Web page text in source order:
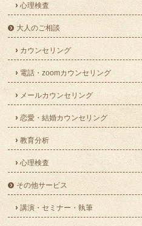
心理検査
大人のご相談
カウンセリング
電話・zoomカウンセリング
メールカウンセリング
恋愛・結婚カウンセリング
教育分析
心理検査
その他サービス
講演・セミナー・執筆